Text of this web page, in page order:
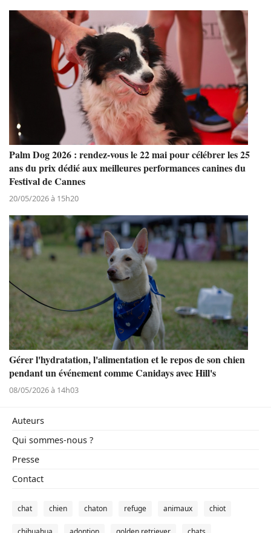
Palm Dog 2026 : rendez-vous le 22 mai pour célébrer les 25
ans du prix dédié aux meilleures performances canines du
Festival de Cannes
20/05/2026 à 15h20
Gérer l'hydratation, l'alimentation et le repos de son chien
pendant un événement comme Canidays avec Hill's
08/05/2026 à 14h03
Auteurs
Qui sommes-nous ?
Presse
Contact
chat chien chaton refuge animaux chiot